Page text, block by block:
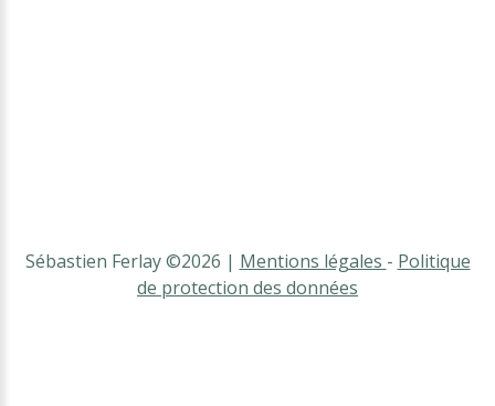
Sébastien Ferlay ©2026 Mentions légales - Politique
de protection des données